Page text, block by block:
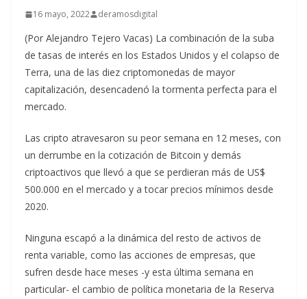
16 mayo, 2022 deramosdigital
(Por Alejandro Tejero Vacas) La combinación de la suba
de tasas de interés en los Estados Unidos y el colapso de
Terra, una de las diez criptomonedas de mayor
capitalización, desencadenó la tormenta perfecta para el
mercado.
Las cripto atravesaron su peor semana en 12 meses, con
un derrumbe en la cotización de Bitcoin y demás
criptoactivos que llevó a que se perdieran más de US$
500.000 en el mercado y a tocar precios mínimos desde
2020.
Ninguna escapó a la dinámica del resto de activos de
renta variable, como las acciones de empresas, que
sufren desde hace meses -y esta última semana en
particular- el cambio de política monetaria de la Reserva